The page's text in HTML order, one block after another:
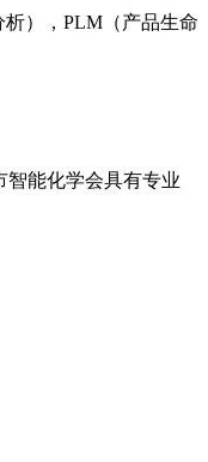
），PLM（产品生命
智能化学会具有专业